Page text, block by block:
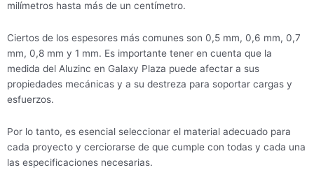
milímetros hasta más de un centímetro.
Ciertos de los espesores más comunes son 0,5 mm, 0,6 mm, 0,7
mm, 0,8 mm y 1 mm. Es importante tener en cuenta que la
medida del Aluzinc en Galaxy Plaza puede afectar a sus
propiedades mecánicas y a su destreza para soportar cargas y
esfuerzos.
Por lo tanto, es esencial seleccionar el material adecuado para
cada proyecto y cerciorarse de que cumple con todas y cada una
las especificaciones necesarias.